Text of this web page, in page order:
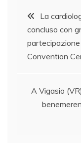
articoli
La
concluso con
Convention
A Vigasio